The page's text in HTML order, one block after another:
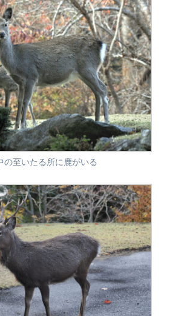
の至いたる所に鹿がいる